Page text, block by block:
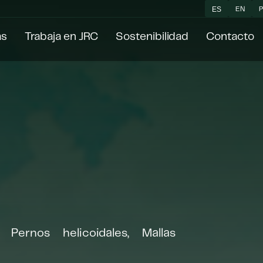
ES EN
Trabaja en JRC Sostenibilidad Contacto
helicoidales, Mallas